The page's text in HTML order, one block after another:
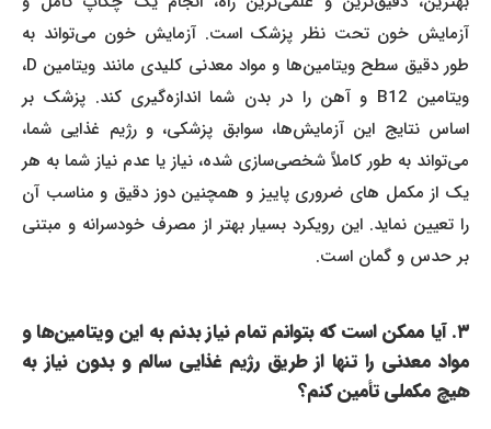
آزمایش خون تحت نظر پزشک است. آزمایش خون می‌تواند به
طور دقیق سطح ویتامین‌ها و مواد معدنی کلیدی مانند ویتامین D،
ویتامین B12 و آهن را در بدن شما اندازه‌گیری کند. پزشک بر
اساس نتایج این آزمایش‌ها، سوابق پزشکی، و رژیم غذایی شما،
می‌تواند به طور کاملاً شخصی‌سازی شده، نیاز یا عدم نیاز شما به هر
یک از مکمل های ضروری پاییز و همچنین دوز دقیق و مناسب آن
را تعیین نماید. این رویکرد بسیار بهتر از مصرف خودسرانه و مبتنی
بر حدس و گمان است.
۳. آیا ممکن است که بتوانم تمام نیاز بدنم به این ویتامین‌ها و
مواد معدنی را تنها از طریق رژیم غذایی سالم و بدون نیاز به
هیچ مکملی تأمین کنم؟